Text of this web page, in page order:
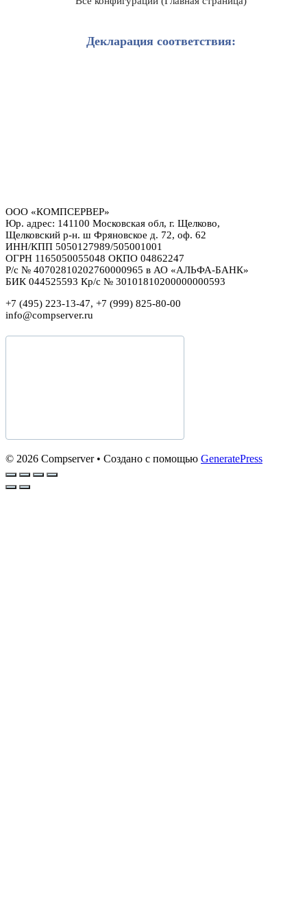
Декларация соответствия:
ООО «КОМПСЕРВЕР»
Юр. адрес: 141100 Московская обл, г. Щелково,
Щелковский р-н. ш Фряновское д. 72, оф. 62
ИНН/КПП 5050127989/505001001
ОГРН 1165050055048 ОКПО 04862247
Р/с № 40702810202760000965 в АО «АЛЬФА-БАНК»
БИК 044525593 Кр/с № 30101810200000000593
+7 (495) 223-13-47, +7 (999) 825-80-00
info@compserver.ru
© 2026 Compserver• Создано с помощью GeneratePress